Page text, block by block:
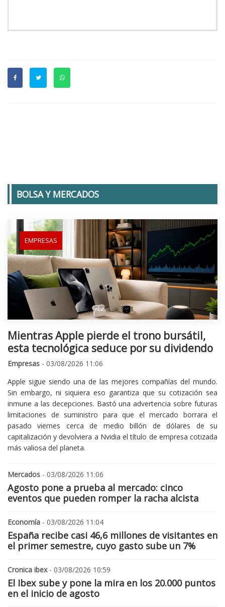
BOLSA Y MERCADOS
EMPRESAS
Mientras Apple pierde el trono bursátil,
esta tecnológica seduce por su dividendo
Empresas - 03/08/2026 11:06
Apple sigue siendo una de las mejores compañías del mundo.
Sin embargo, ni siquiera eso garantiza que su cotización sea
inmune a las decepciones. Bastó una advertencia sobre futuras
limitaciones de suministro para que el mercado borrara el
pasado viernes cerca de medio billón de dólares de su
capitalización y devolviera a Nvidia el título de empresa cotizada
más valiosa del planeta.
Mercados - 03/08/2026 11:06
Agosto pone a prueba al mercado: cinco
eventos que pueden romper la racha alcista
Economía - 03/08/2026 11:04
España recibe casi 46,6 millones de visitantes en
el primer semestre, cuyo gasto sube un 7%
Cronica ibex- 03/08/2026 10:59
El Ibex sube y pone la mira en los 20.000 puntos
en el inicio de agosto